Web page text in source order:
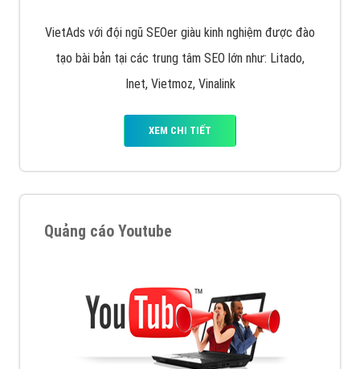
VietAds với đội ngũ SEOer giàu kinh nghiệm được đào
tạo bài bản tại các trung tâm SEO lớn như: Litado,
Inet, Vietmoz, Vinalink
XEM CHI TIẾT
Quảng cáo Youtube